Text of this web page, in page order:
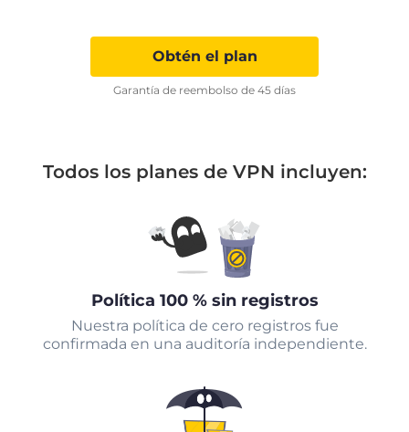
Obtén el plan
Garantía de reembolso de 45 días
Todos los planes de VPN incluyen:
Política 100 % sin registros
Nuestra política de cero registros fue
confirmada en una auditoría independiente.